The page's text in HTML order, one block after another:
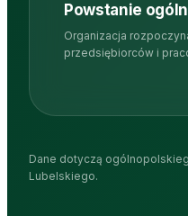
Powstanie
Organizacja
przedsiębiorców i
Dane dotyczą
Lubelskiego.